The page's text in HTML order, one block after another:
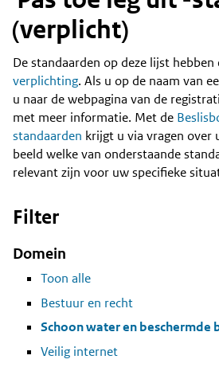
(verplicht)
Content
De standaarden op deze lijst hebben
verplichting. Als u op de naam van
u naar de webpagina van de
met meer informatie. Met de
standaarden krijgt u via vragen over
beeld welke van onderstaande
relevant zijn voor uw specifieke
Filter
Domein
Toon alle
Bestuur en recht
Schoon water en beschermde
Veilig internet